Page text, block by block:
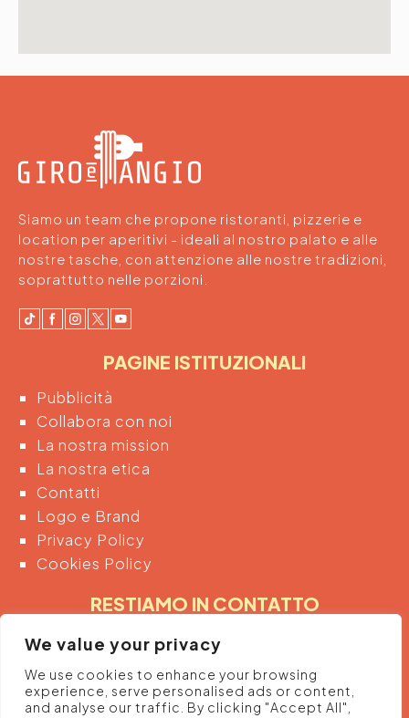
We value your privacy
We use cookies to enhance your browsing
experience, serve personalised ads or content,
and analyse our traffic. By clicking "Accept All",
Siamo un team che propone ristoranti, pizzerie e
location per aperitivi - ideali al nostro palato e alle
nostre tasche, con attenzione alle nostre tradizioni,
soprattutto nelle porzioni.
PAGINE ISTITUZIONALI
Pubblicità
Collabora con noi
La nostra mission
La nostra etica
Contatti
Logo e Brand
Privacy Policy
Cookies Policy
RESTIAMO IN CONTATTO
Inserendo di seguito la tua email acconsenti
automaticamente al trattamento dei tuoi dati
personali per ricevere informazioni e promozioni
dalla piattaforma.